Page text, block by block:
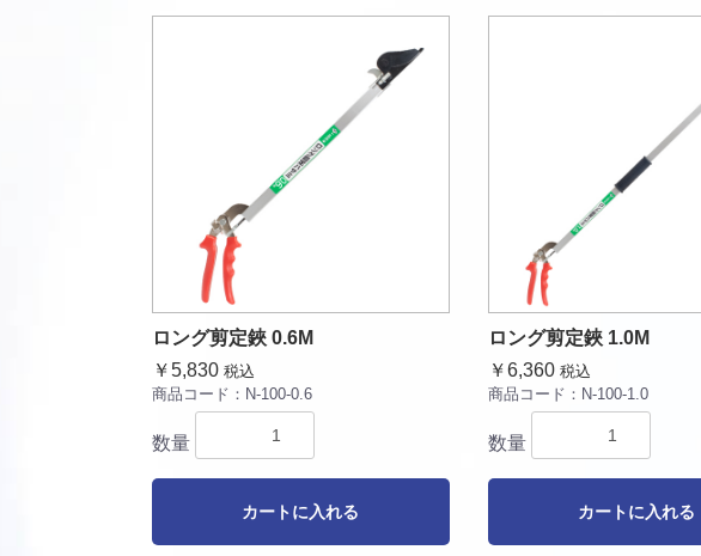
ロング剪定鋏 0.6M
￥5,830 税込
商品コード： N-100-0.6
数量
カートに入れる
ロング剪定鋏 1.0M
￥6,360 税込
商品コード： N-100-1.0
数量
カートに入れる